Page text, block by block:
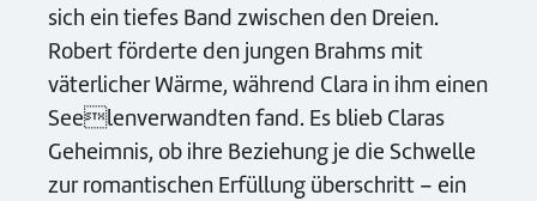
sich ein tiefes Band zwischen den Dreien.
Robert förderte den jungen Brahms mit
väterlicher Wärme, während Clara in ihm einen
Seelenverwandten fand. Es blieb Claras
Geheimnis, ob ihre Beziehung je die Schwelle
zur romantischen Erfüllung überschritt – ein